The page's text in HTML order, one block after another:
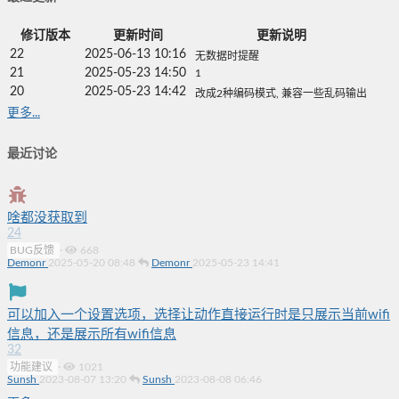
修订版本 更新时间
更新说明
22
2025-06-13 10:16 无数据时提醒
21 2025-05-23 14:50 1
20 2025-05-23 14:42 改成2种编码模式, 兼容一些乱码输出
更多...
最近讨论
啥都没获取到
24
BUG反馈 ·
668
Demonr 2025-05-20 08:48 Demonr 2025-05-23 14:41
可以加入一个设置选项，选择让动作直接运行时是只展示当前wifi
信息，还是展示所有wifi信息
32
功能建议 ·
1021
Sunsh 2023-08-07 13:20 Sunsh 2023-08-08 06:46